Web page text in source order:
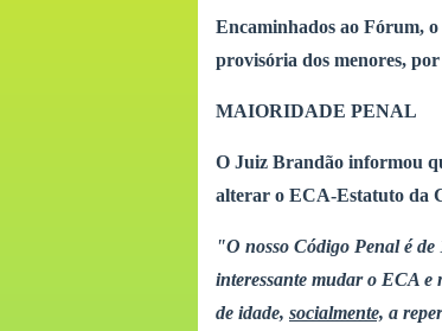
Encaminhados ao Fórum,
provisória dos menores, por
MAIORIDADE PENAL
O Juiz Brandão informou
alterar o ECA-Estatuto da
"O nosso Código Penal é
interessante mudar o ECA e
de idade, socialmente, a